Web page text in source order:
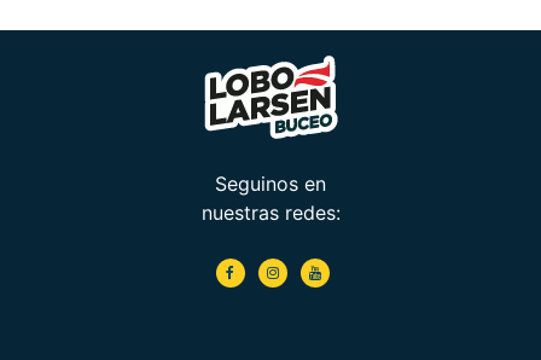
Seguinos en
nuestras redes: